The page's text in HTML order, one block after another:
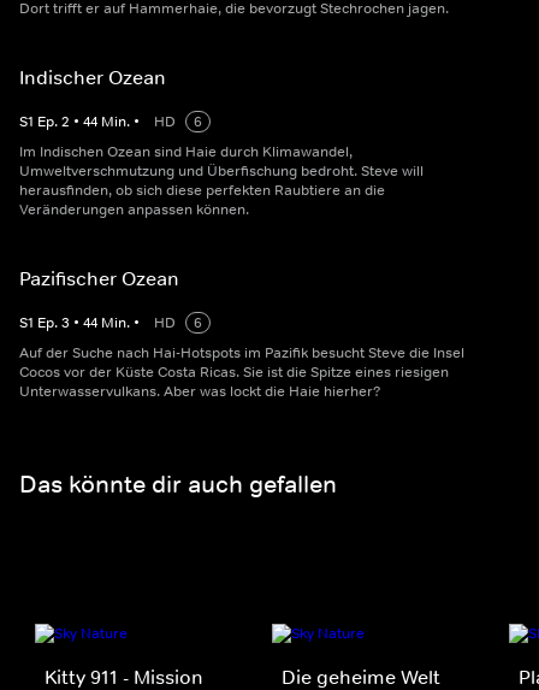
Dort trifft er auf Hammerhaie, die bevorzugt Stechrochen jagen.
Indischer Ozean
S1 Ep.2 • 44 Min. • HD
6
Im Indischen Ozean sind Haie durch Klimawandel,
Umweltverschmutzung und Überfischung bedroht. Steve will
herausfinden, ob sich diese perfekten Raubtiere an die
Veränderungen anpassen können.
Pazifischer Ozean
S1 Ep.3 • 44 Min. • HD
6
Auf der Suche nach Hai-Hotspots im Pazifik besucht Steve die Insel
Cocos vor der Küste Costa Ricas. Sie ist die Spitze eines riesigen
Unterwasservulkans. Aber was lockt die Haie hierher?
Das könnte dir auch gefallen
Kitty 911 - Mission
Die geheime Welt